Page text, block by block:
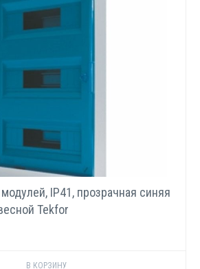
IP41, прозрачная синяя
Tekfor